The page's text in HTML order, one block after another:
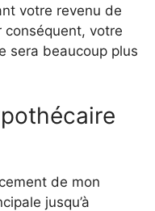
votre revenu de
conséquent, votre
sera beaucoup plus
de mon
jusqu’à